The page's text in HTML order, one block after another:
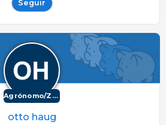
Seguir
Agrónomo/Zootécnico
otto haug